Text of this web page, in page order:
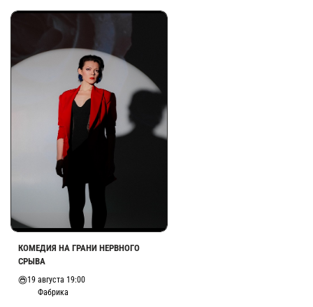
КОМЕДИЯ НА ГРАНИ НЕРВНОГО
СРЫВА
19 августа 19:00
Фабрика